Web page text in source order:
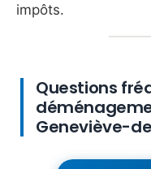
impôts.
Questions
Geneviève-